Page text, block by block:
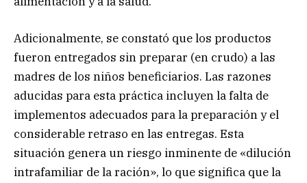
Adicionalmente, se constató que los productos
fueron entregados sin preparar (en crudo) a las
madres de los niños beneficiarios. Las razones
aducidas para esta práctica incluyen la falta de
implementos adecuados para la preparación y el
considerable retraso en las entregas. Esta
situación genera un riesgo inminente de «dilución
intrafamiliar de la ración», lo que significa que la